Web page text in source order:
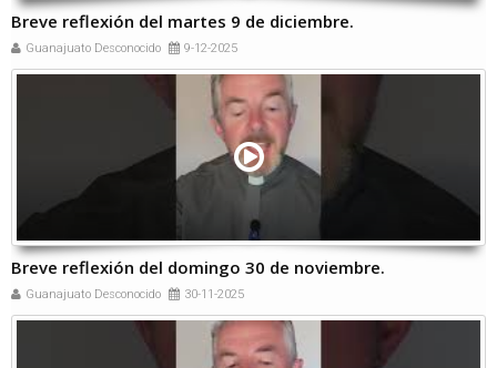
Breve reflexión del martes 9 de diciembre.
Guanajuato Desconocido 9-12-2025
Breve reflexión del domingo 30 de noviembre.
Guanajuato Desconocido 30-11-2025